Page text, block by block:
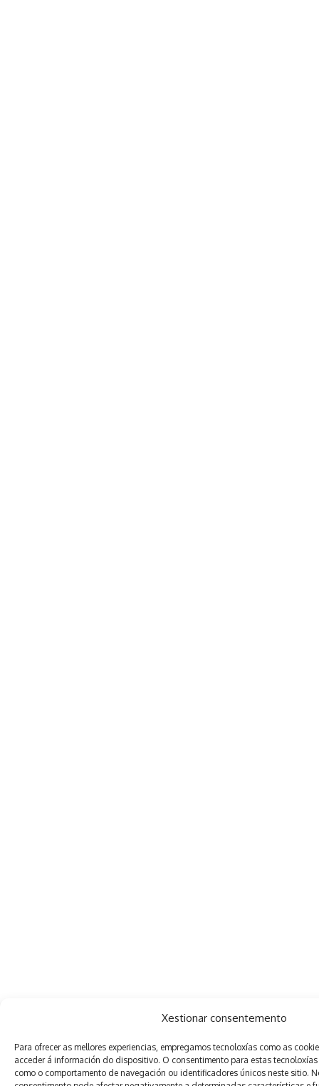
Xestionar consentemento
Para ofrecer as mellores experiencias, empregamos tecnoloxías como as
acceder á información do dispositivo. O consentimento para estas
como o comportamento de navegación ou identificadores únicos neste sitio.